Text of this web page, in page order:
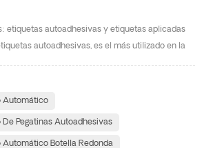
etiquetas autoadhesivas y etiquetas aplicadas
autoadhesivas, es el más utilizado en la
o papel), se les agrega pegamento en la
recubierto con silicona. Su
Automático
Pegatinas Autoadhesivas
Automático Botella Redonda